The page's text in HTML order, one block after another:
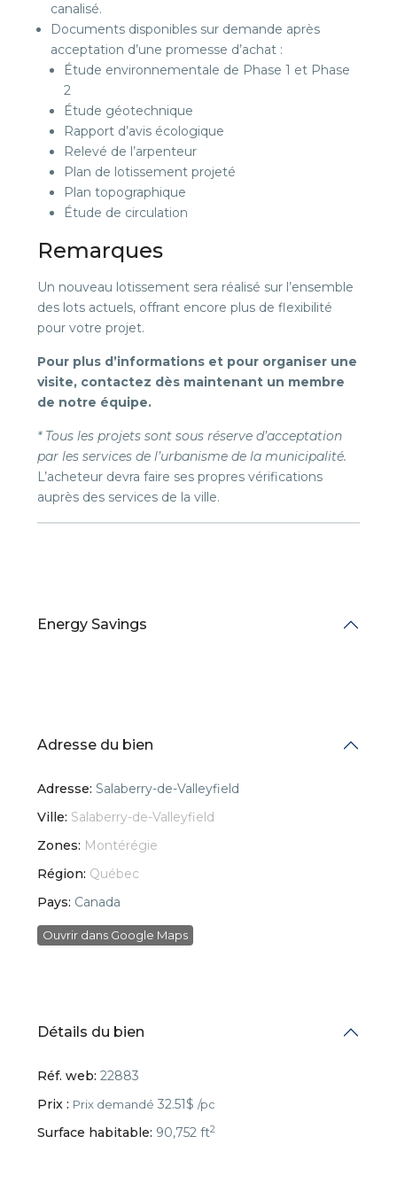
canalisé.
Documents disponibles sur demande après
acceptation d’une promesse d’achat :
Étude environnementale de Phase 1 et Phase
2
Étude géotechnique
Rapport d’avis écologique
Relevé de l’arpenteur
Plan de lotissement projeté
Plan topographique
Étude de circulation
Remarques
Un nouveau lotissement sera réalisé sur l’ensemble
des lots actuels, offrant encore plus de flexibilité
pour votre projet.
Pour plus d’informations et pour organiser une
visite, contactez dès maintenant un membre
de notre équipe.
* Tous les projets sont sous réserve d’acceptation
par les services de l’urbanisme de la municipalité.
L’acheteur devra faire ses propres vérifications
auprès des services de la ville.
Energy Savings
Adresse du bien
Adresse: Salaberry-de-Valleyfield
Ville: Salaberry-de-Valleyfield
Zones: Montérégie
Région: Québec
Pays: Canada
Ouvrir dans Google Maps
Détails du bien
Réf. web: 22883
Prix : Prix demandé 32.51$ /pc
Surface habitable: 90,752 ft2